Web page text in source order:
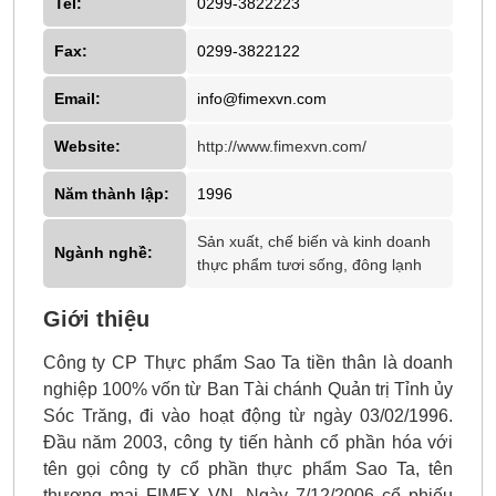
Fax: 0299-3822122
Email: info@fimexvn.com
Website: http://www.fimexvn.com/
Năm thành lập: 1996
Ngành nghề:
Sản xuất, chế biến và kinh doanh
thực phẩm tươi sống, đông lạnh
Giới thiệu
Công ty CP Thực phẩm Sao Ta tiền thân là doanh
nghiệp 100% vốn từ Ban Tài chánh Quản trị Tỉnh ủy
Sóc Trăng, đi vào hoạt động từ ngày 03/02/1996.
Đầu năm 2003, công ty tiến hành cổ phần hóa với
tên gọi công ty cổ phần thực phẩm Sao Ta, tên